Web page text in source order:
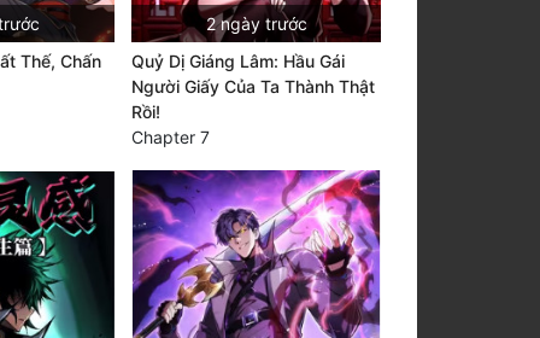
Thế, Chấn
2 ngày trước
Quỷ Dị Giáng Lâm: Hầu Gái
Người Giấy Của Ta Thành Thật
Rồi!
Chapter 7